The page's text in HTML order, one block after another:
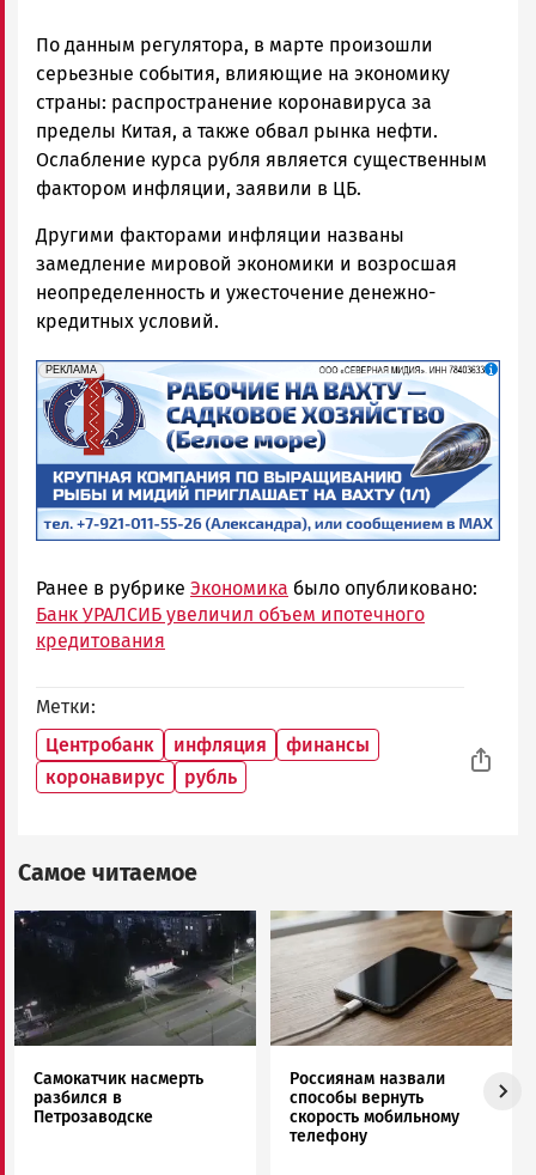
По данным регулятора, в марте произошли
серьезные события, влияющие на экономику
страны: распространение коронавируса за
пределы Китая, а также обвал рынка нефти.
Ослабление курса рубля является существенным
фактором инфляции, заявили в ЦБ.
Другими факторами инфляции названы
замедление мировой экономики и возросшая
неопределенность и ужесточение денежно-
кредитных условий.
erid: 2SDnjf467GP
РЕКЛАМА
Реклама
Ранее в рубрике Экономика было опубликовано:
Банк УРАЛСИБ увеличил объем ипотечного
кредитования
Метки
Центробанк
инфляция
финансы
коронавирус
рубль
Самое читаемое
Image
Самокатчик насмерть
разбился в
Петрозаводске
Image
Россиянам назвали
способы вернуть
скорость мобильному
телефону